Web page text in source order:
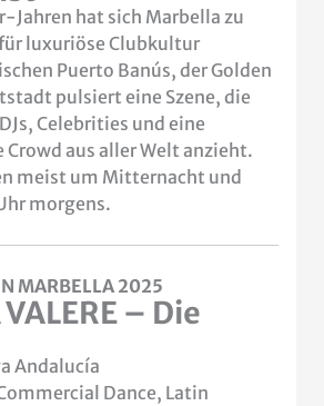
Jahren hat sich Marbella zu
luxuriöse Clubkultur
Puerto Banús, der Golden
pulsiert eine Szene, die
Celebrities und eine
aus aller Welt anzieht.
meist um Mitternacht und
morgens.
MARBELLA 2025
– Die
Andalucía
Dance, Latin